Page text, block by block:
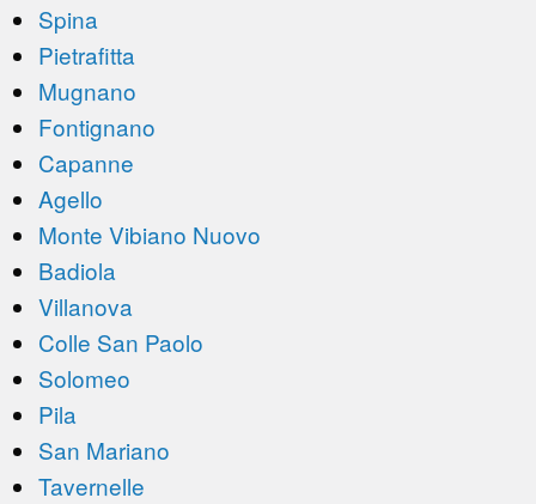
Spina
Pietrafitta
Mugnano
Fontignano
Capanne
Agello
Monte Vibiano Nuovo
Badiola
Villanova
Colle San Paolo
Solomeo
Pila
San Mariano
Tavernelle